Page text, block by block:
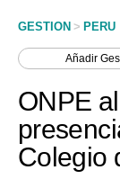
Economía
Mercados
GESTION > PERU
Añadir
ONPE
Colegio